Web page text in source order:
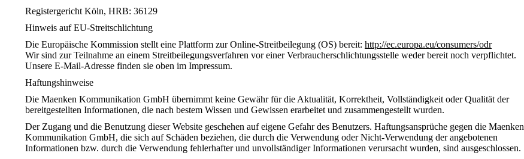
Registergericht Köln, HRB: 36129
Hinweis auf EU-Streitschlichtung
Die Europäische Kommission stellt eine Plattform zur Online-Streitbeilegung (OS) bereit: http://ec.europa.eu/consumers/odr
Wir sind zur Teilnahme an einem Streitbeilegungsverfahren vor einer Verbraucherschlichtungsstelle weder bereit noch verpflichtet.
Unsere E-Mail-Adresse finden sie oben im Impressum.
Haftungshinweise
Die Maenken Kommunikation GmbH übernimmt keine Gewähr für die Aktualität, Korrektheit, Vollständigkeit oder Qualität der
bereitgestellten Informationen, die nach bestem Wissen und Gewissen erarbeitet und zusammengestellt wurden.
Der Zugang und die Benutzung dieser Website geschehen auf eigene Gefahr des Benutzers. Haftungsansprüche gegen die Maenken
Kommunikation GmbH, die sich auf Schäden beziehen, die durch die Verwendung oder Nicht-Verwendung der angebotenen
Informationen bzw. durch die Verwendung fehlerhafter und unvollständiger Informationen verursacht wurden, sind ausgeschlossen.